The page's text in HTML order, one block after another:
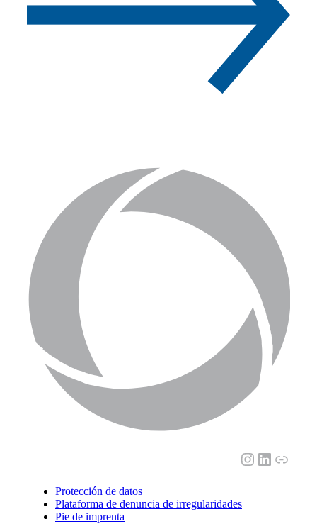
Instagram
Protección de datos
Plataforma de denuncia de irregularidades
Pie de imprenta